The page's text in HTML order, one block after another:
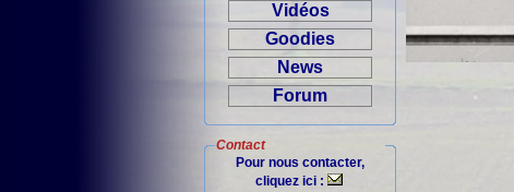
Vidéos
Goodies
News
Forum
Contact
Pour nous contacter,
cliquez ici :